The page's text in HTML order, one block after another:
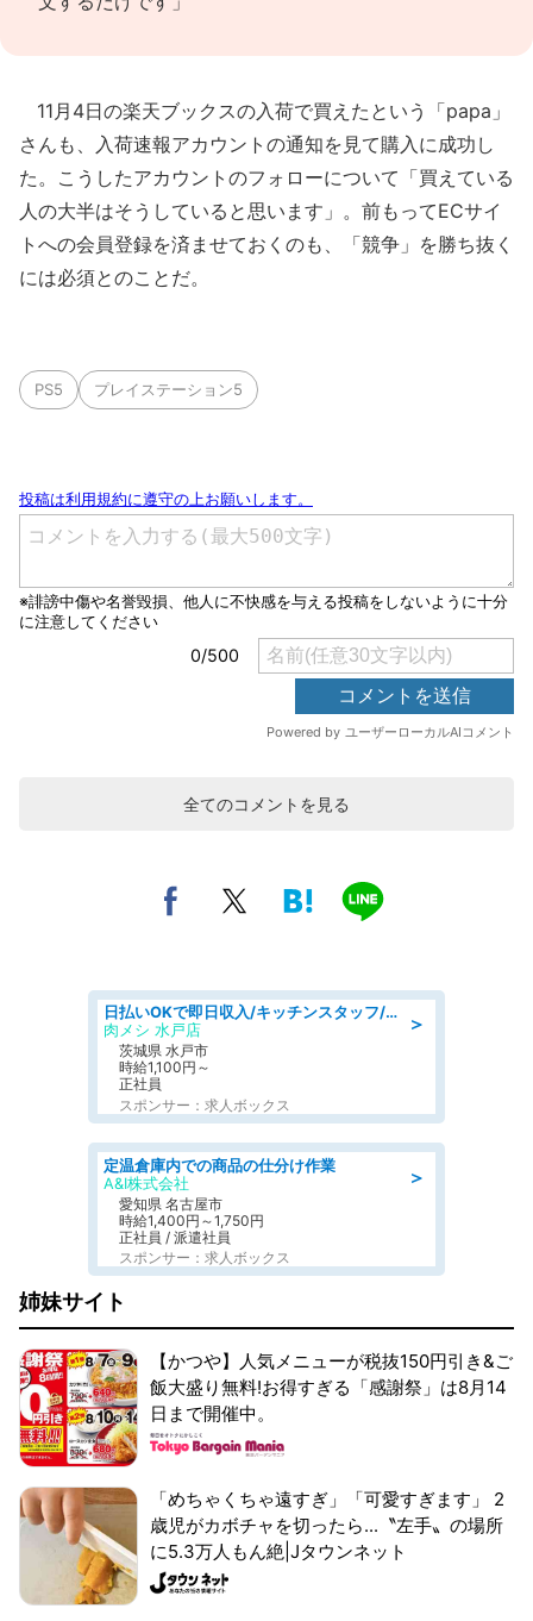
11月4日の楽天ブックスの入荷で買えたという「papa」
さんも、入荷速報アカウントの通知を見て購入に成功し
た。こうしたアカウントのフォローについて「買えている
人の大半はそうしていると思います」。前もってECサイ
トへの会員登録を済ませておくのも、「競争」を勝ち抜く
には必須とのことだ。
PS5 プレイステーション5
全てのコメントを見る
＞
日払いOKで即日収入/キッチンスタッフ/「原付免許必須」デリバリー業務など、自己成長可能な幅広い仕事に挑戦!髪型自由&ピアス・ネイルOK/茨城県/水戸市
肉メシ 水戸店
茨城県 水戸市
時給1,100円～
正社員
スポンサー：求人ボックス
＞
定温倉庫内での商品の仕分け作業
A&I株式会社
愛知県 名古屋市
時給1,400円～1,750円
正社員 / 派遣社員
スポンサー：求人ボックス
姉妹サイト
【かつや】人気メニューが税抜150円引き&ご
飯大盛り無料!お得すぎる「感謝祭」は8月14
日まで開催中。
「めちゃくちゃ遠すぎ」「可愛すぎます」 2
歳児がカボチャを切ったら...〝左手〟の場所
に5.3万人もん絶|Jタウンネット